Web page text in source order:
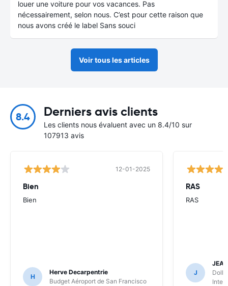
louer une voiture pour vos vacances. Pas
nécessairement, selon nous. C’est pour cette raison que
nous avons créé le label Sans souci
Voir tous les articles
8.4 Derniers avis clients
Les clients nous évaluent avec un 8.4/10 sur
107913 avis
12-01-2025
Bien
Bien
H
Herve Decarpentrie
Budget Aéroport de San Francisco
RAS
RAS
J